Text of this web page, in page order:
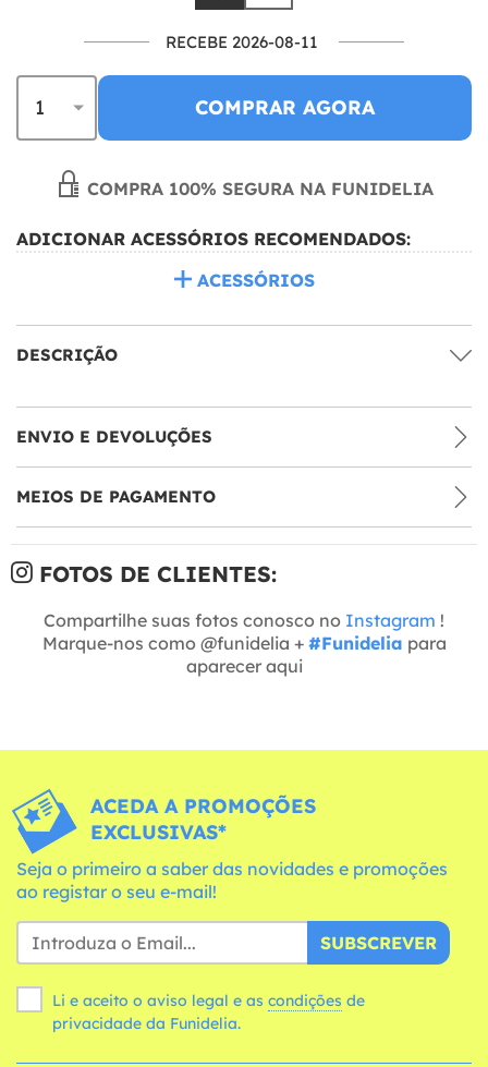
RECEBE 2026-08-11
COMPRAR AGORA
COMPRA 100% SEGURA NA FUNIDELIA
ADICIONAR ACESSÓRIOS RECOMENDADOS:
ACESSÓRIOS
DESCRIÇÃO
ENVIO E DEVOLUÇÕES
MEIOS DE PAGAMENTO
FOTOS DE CLIENTES:
Compartilhe suas fotos conosco no Instagram !
Marque-nos como @funidelia + #Funidelia para
aparecer aqui
ACEDA A PROMOÇÕES
EXCLUSIVAS*
Seja o primeiro a saber das novidades e promoções
ao registar o seu e-mail!
SUBSCREVER
Li e aceito o aviso legal e as condições
privacidade da Funidelia.